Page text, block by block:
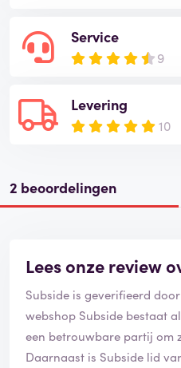
Service
9
Levering
10
2 beoordelingen
Lees onze review
Subside is geverifieerd
webshop Subside bestaat
een betrouwbare partij om
Daarnaast is Subside lid